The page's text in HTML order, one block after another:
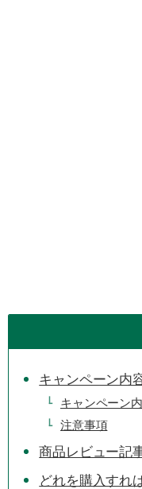
キャンペーン内
キャンペーン
注意事項
商品レビュー記
どれを購入すれ